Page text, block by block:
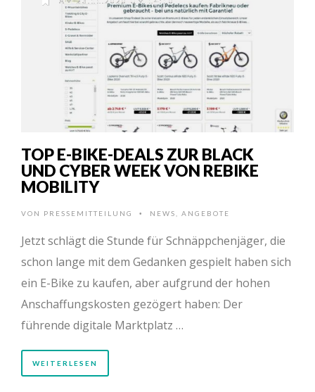
TOP E-BIKE-DEALS ZUR BLACK
UND CYBER WEEK VON REBIKE
MOBILITY
VON PRESSEMITTEILUNG • NEWS ANGEBOTE
Jetzt schlägt die Stunde für Schnäppchenjäger, die
schon lange mit dem Gedanken gespielt haben sich
ein E-Bike zu kaufen, aber aufgrund der hohen
Anschaffungskosten gezögert haben: Der
führende digitale Marktplatz …
WEITERLESEN